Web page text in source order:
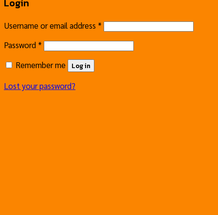
Username or email address *
Password *
Remember me
Log in
Lost your password?